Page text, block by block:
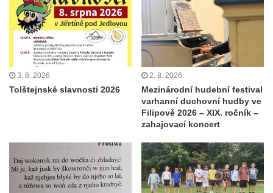
3. 8. 2026
Tolštejnské slavnosti 2026
2. 8. 2026
Mezinárodní hudební festival
varhanní duchovní hudby ve
Filipově 2026 – XIX. ročník –
zahajovací koncert